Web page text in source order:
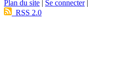
Plan du site | Se connecter|
RSS 2.0